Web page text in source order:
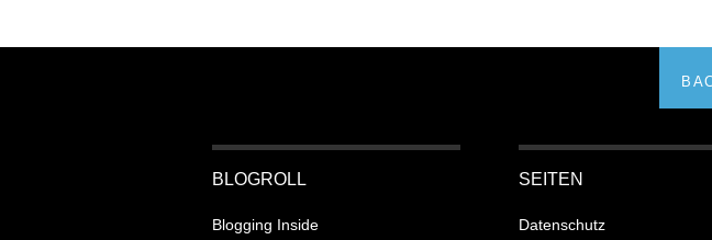
BLOGROLL
Blogging Inside
SEITEN
Datenschutz